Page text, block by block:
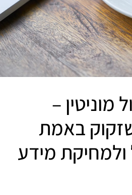
מוניטין –
באמת
ולמחיקת מידע